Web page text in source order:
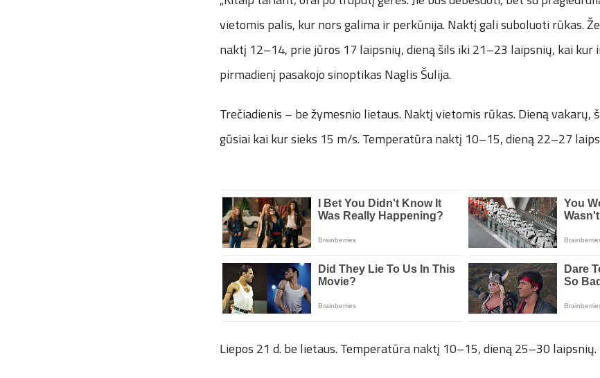
vietomis palis, kur nors galima ir perkūnija. Naktį gali suboluoti rūkas.
naktį 12–14, prie jūros 17 laipsnių, dieną šils iki 21–23 laipsnių, kai kur
pirmadienį pasakojo sinoptikas Naglis Šulija.
Trečiadienis – be žymesnio lietaus. Naktį vietomis rūkas. Dieną vakarų,
gūsiai kai kur sieks 15 m/s. Temperatūra naktį 10–15, dieną 22–27
Liepos 21 d. be lietaus. Temperatūra naktį 10–15, dieną 25–30 laipsnių.